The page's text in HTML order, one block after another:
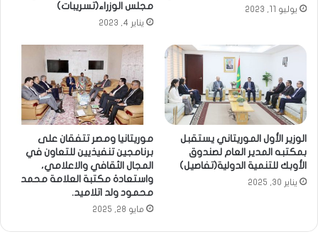
يوليو 11, 2023
مجلس الوزراء(تسريبات)
يناير 4, 2023
الوزير الأول الموريتاني يستقبل
بمكتبه المدير العام لصندوق
الأوبك للتنمية الدولية(تفاصيل)
يناير 30, 2025
موريتانيا ومصر تتفقان على
برنامجين تنفيذيين للتعاون في
المجال الثقافي والاعلامي،
واستعادة مكتبة العلامة محمد
محمود ولد اتلاميد.
مايو 28, 2025